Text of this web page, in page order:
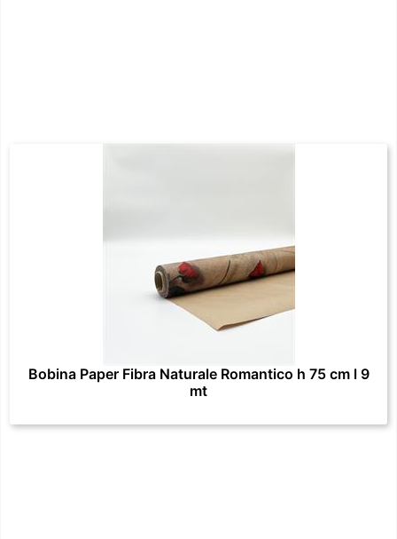
Bobina Paper Fibra Naturale Romantico h 75 cm l 9
mt